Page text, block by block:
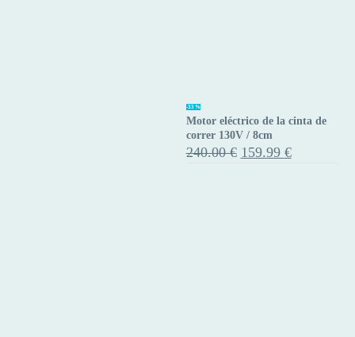
Motor
eléctrico
de
-33%
Motor eléctrico de la cinta de
correr 130V / 8cm
240.00€ El
precio
159.99 €El
precio